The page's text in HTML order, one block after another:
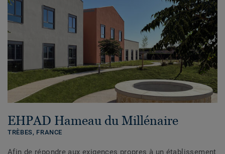
EHPAD Hameau du Millénaire
TRÈBES, FRANCE
Afin de répondre aux exigences propres à un établissement